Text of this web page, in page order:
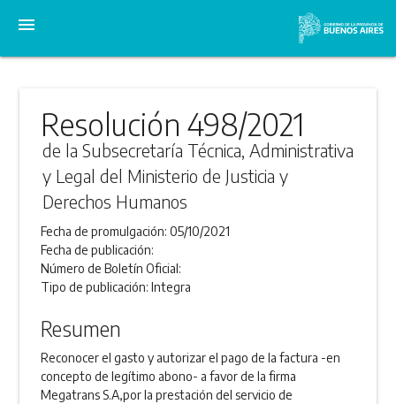
menu
Resolución 498/2021
de la Subsecretaría Técnica, Administrativa
y Legal del Ministerio de Justicia y
Derechos Humanos
Fecha de promulgación:05/10/2021
Fecha de publicación:
Número de Boletín Oficial:
Tipo de publicación:Integra
Resumen
Reconocer el gasto y autorizar el pago de la factura -en
concepto de legítimo abono- a favor de la firma
Megatrans S.A,por la prestación del servicio de